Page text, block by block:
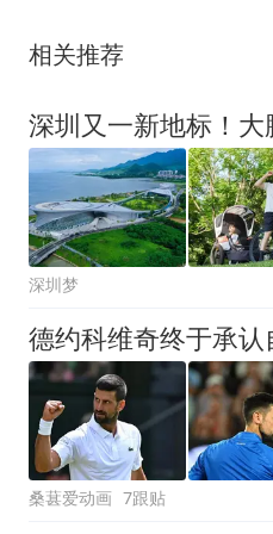
相关推荐
深圳梦
桑葚爱动画 7跟贴